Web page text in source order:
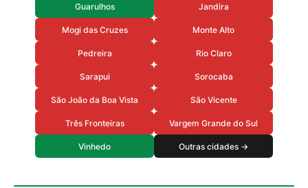
Guarulhos Jandira
Mogi das Cruzes Monte Alto
Pedreira Rio Claro
Sarapui Sorocaba
São João da Boa Vista São Vicente
Três Fronteiras Vargem Grande do Sul
Vinhedo Outras cidades →